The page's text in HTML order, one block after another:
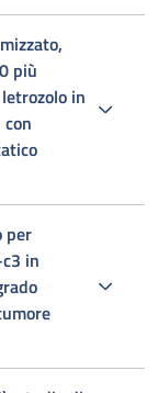
più
in
per
in